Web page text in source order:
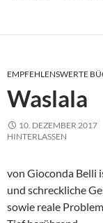
EMPFEHLENSWERTE
Waslala
10. DEZEMBER 2017
HINTERLASSEN
von Gioconda Belli
und schreckliche
sowie reale